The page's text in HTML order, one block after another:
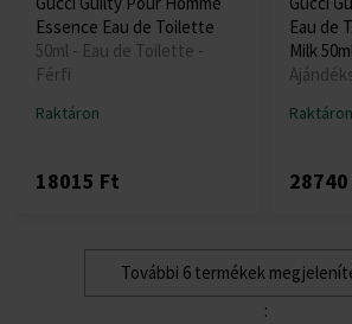
Essence Eau de Toilette
50ml - Eau de Toilette -
Férfi
Raktáron
18015 Ft
Eau de
Milk
Raktáron
További 6 termékek
: